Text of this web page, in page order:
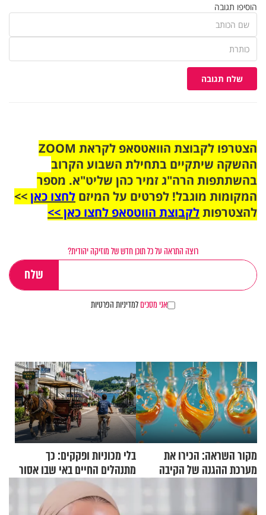
הוסיפו תגובה
שלח תגובה
הצטרפו לקבוצת הוואטסאפ לקראת ZOOM
ההשקה שיתקיים בתחילת השבוע הקרוב
בהשתתפות הרה"ג זמיר כהן שליט"א. מספר
המקומות מוגבל! לפרטים על המיזם לחצו כאן>>
להצטרפותלקבוצת הווטסאפ לחצו כאן >>
רוצה התראה על כל תוכן חדש של מוזיקה יהודית?
אני מסכיםלמדיניות הפרטיות
מקור השראה: הכירו את
מערכת ההגנה של הקיבה
בלי מכוניות ופקקים: כך
מתנהלים החיים באי שבו אסור
לנהוג כבר יותר מ-120 שנה